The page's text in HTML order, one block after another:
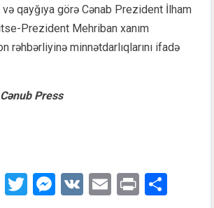
qayğıya görə Cənab Prezident İlham
Prezident Mehriban xanım
rəhbərliyinə minnətdarlıqlarını ifadə
Press
Telegram
Twitter
Messenger
VK Email
Print